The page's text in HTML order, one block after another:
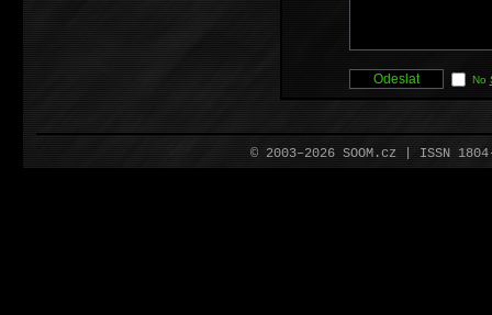
No
© 2003–2026 SOOM.cz | ISSN